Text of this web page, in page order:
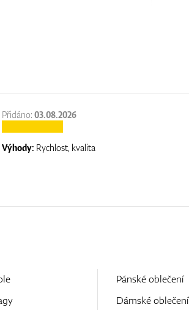
Přidáno:03.08.2026
Výhody: Rychlost, kvalita
Pánské oblečení
Dámské oblečení